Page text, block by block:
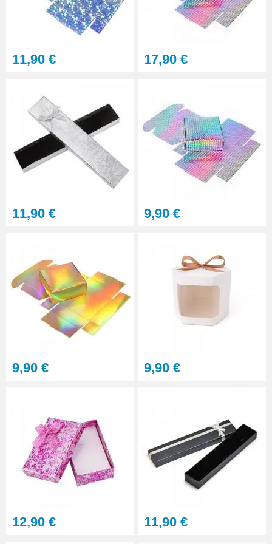
11,90 € 17,90 €
11,90 € 9,90 €
9,90 € 9,90 €
12,90 € 11,90 €